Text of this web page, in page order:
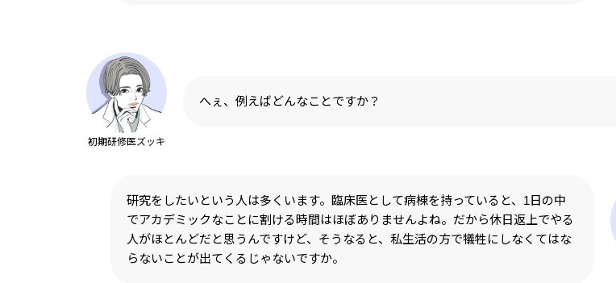
初期研修医ズッキ
へぇ、例えばどんなことですか？
研究をしたいという人は多くいます。臨床医として病棟を持っていると、1日の中
でアカデミックなことに割ける時間はほぼありませんよね。だから休日返上でやる
人がほとんどだと思うんですけど、そうなると、私生活の方で犠牲にしなくてはな
らないことが出てくるじゃないですか。